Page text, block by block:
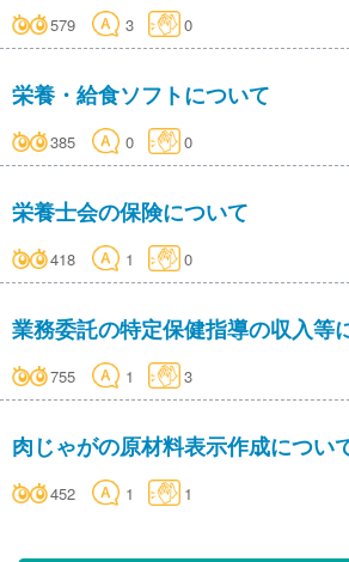
579 3 0
栄養・給食ソフトについて
385 0 0
栄養士会の保険について
418 1 0
業務委託の特定保健指導の収入等
755 1 3
肉じゃがの原材料表示作成につい
452 1 1